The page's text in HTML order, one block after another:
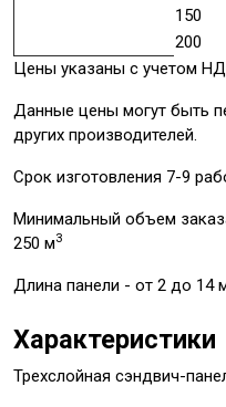
150
200
Цены указаны с учетом
Данные цены могут быть
других производителей.
Срок изготовления 7-9
Минимальный объем
250 м3
Длина панели - от 2 до 14
Характеристики
Трехслойная сэндвич-